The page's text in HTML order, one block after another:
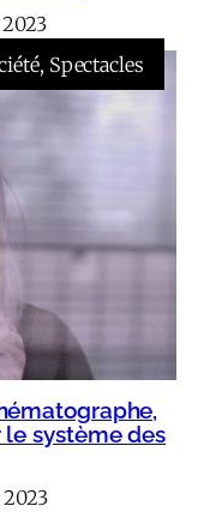
, Spectacles
le système des